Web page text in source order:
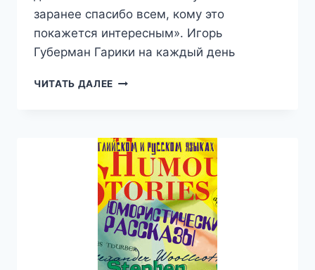
заранее спасибо всем, кому это
покажется интересным». Игорь
Губерман Гарики на каждый день
ЧИТАТЬ ДАЛЕЕ ГАРИКИ
—
ИГОРЬ
ГУБЕРМАН